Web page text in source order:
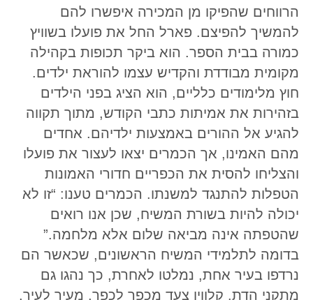
הרווחים שהפיקו מן המכירה איפשרו להם
להמשיך להפיצם. פארל החל את פועלו בשוויץ
כמורה בבית הספר. הוא ביקר תכופות בקהילה
מקומית מבודדת והקדיש עצמו להוראת ילדים.
חוץ מלימודים כלליים, הוא הציג בפני הילדים
בזהירות את אמיתות כתבי הקודש, מתוך תקווה
להגיע אל ההורים באמצעות ילדיהם. אחדים
מהם האמינו, אך הכמרים יצאו לעצור את פועלו
והצליחו להסית את הכפריים חדורי האמונות
הטפלות להתנגד למשנתו. הכמרים טענו: “זו לא
יכולה להיות בשורת המשיח, שכן אנו רואים
שהטפתה אינה מביאה שלום אלא מלחמה.”
בדומה לתלמידי המשיח הראשונים, שכאשר הם
נרדפו בעיר אחת, נמלטו לאחרת, כך נהגו גם
מתקני הדת. קלווין צעד מכפר לכפר, מעיר לעיר,